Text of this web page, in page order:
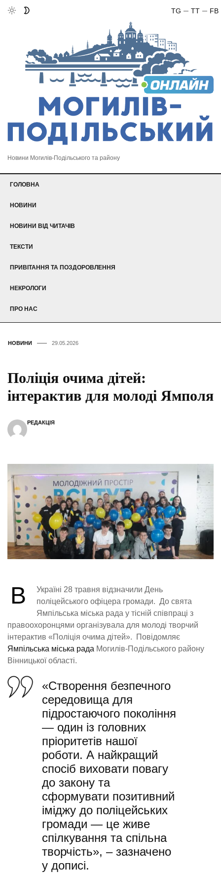
FB
TT
TG
Новини Могилів-Подільського та району
ГОЛОВНА
НОВИНИ
НОВИНИ ВІД ЧИТАЧІВ
ТЕКСТИ
ПРИВІТАННЯ ТА ПОЗДОРОВЛЕННЯ
НЕКРОЛОГИ
ПРО НАС
НОВИНИ 29.05.2026
Поліція очима дітей:
інтерактив для молоді Ямполя
РЕДАКЦІЯ
В
Україні 28 травня відзначили День
поліцейського офіцера громади. До свята
Ямпільська міська рада у тісній співпраці з
правоохоронцями організувала для молоді творчий
інтерактив «Поліція очима дітей». Повідомляє
Ямпільська міська рада Могилів-Подільського району
Вінницької області.
«Створення безпечного
середовища для
підростаючого покоління
— один із головних
пріоритетів нашої
роботи. А найкращий
спосіб виховати повагу
до закону та
сформувати позитивний
іміджу до поліцейських
громади — це живе
спілкування та спільна
творчість», – зазначено
у дописі.